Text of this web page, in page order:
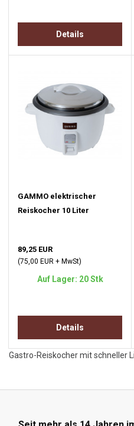
Details
GAMMO elektrischer
Reiskocher 10 Liter
89,25 EUR
(75,00 EUR + MwSt)
Auf Lager: 20 Stk
Details
Gastro-Reiskocher mit schneller